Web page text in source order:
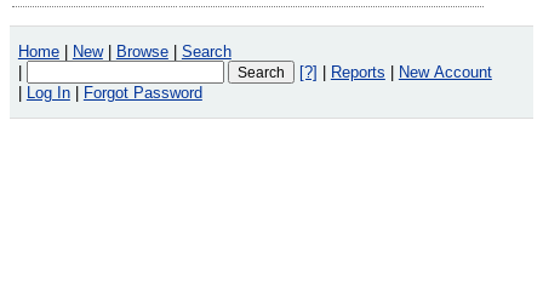
Home New Browse
Search
[?] Reports
New Account
Log In Forgot Password